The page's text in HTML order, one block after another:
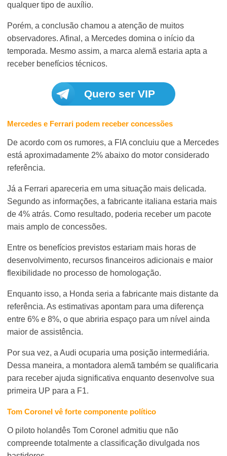
qualquer tipo de auxílio.
Porém, a conclusão chamou a atenção de muitos
observadores. Afinal, a Mercedes domina o início da
temporada. Mesmo assim, a marca alemã estaria apta a
receber benefícios técnicos.
Quero ser VIP
Mercedes e Ferrari podem receber concessões
De acordo com os rumores, a FIA concluiu que a Mercedes
está aproximadamente 2% abaixo do motor considerado
referência.
Já a Ferrari apareceria em uma situação mais delicada.
Segundo as informações, a fabricante italiana estaria mais
de 4% atrás. Como resultado, poderia receber um pacote
mais amplo de concessões.
Entre os benefícios previstos estariam mais horas de
desenvolvimento, recursos financeiros adicionais e maior
flexibilidade no processo de homologação.
Enquanto isso, a Honda seria a fabricante mais distante da
referência. As estimativas apontam para uma diferença
entre 6% e 8%, o que abriria espaço para um nível ainda
maior de assistência.
Por sua vez, a Audi ocuparia uma posição intermediária.
Dessa maneira, a montadora alemã também se qualificaria
para receber ajuda significativa enquanto desenvolve sua
primeira UP para a F1.
Tom Coronel vê forte componente político
O piloto holandês Tom Coronel admitiu que não
compreende totalmente a classificação divulgada nos